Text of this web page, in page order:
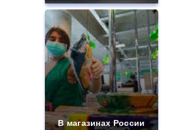
В магазинах России